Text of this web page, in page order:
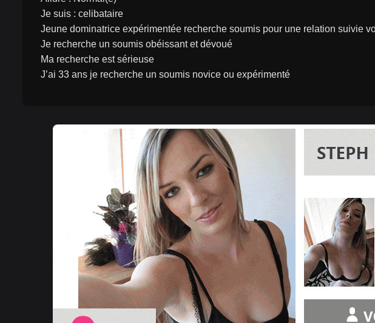
Je suis : celibataire
Jeune dominatrice expérimentée recherche soumis pour une relation suivie
Je recherche un soumis obéissant et dévoué
Ma recherche est sérieuse
J’ai 33 ans je recherche un soumis novice ou expérimenté